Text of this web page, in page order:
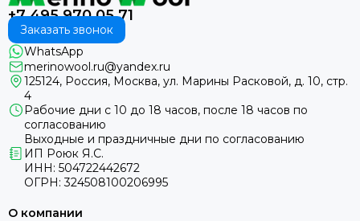
+7 495 970 05 71
Заказать звонок
WhatsApp
merinowool.ru@yandex.ru
125124, Россия, Москва, ул. Марины Расковой, д. 10, стр.
4
Рабочие дни с 10 до 18 часов, после 18 часов по
согласованию
Выходные и праздничные дни по согласованию
ИП Роюк Я.С.
ИНН: 504722442672
ОГРН: 324508100206995
О компании